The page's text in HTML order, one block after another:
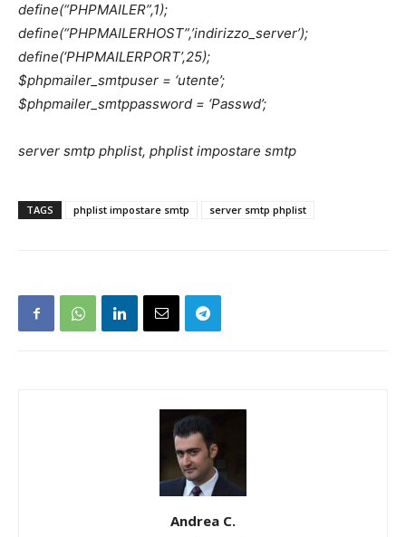
define(“PHPMAILER”,1);
define(“PHPMAILERHOST”,’indirizzo_server’);
define(‘PHPMAILERPORT’,25);
$phpmailer_smtpuser = ‘utente’;
$phpmailer_smtppassword = ‘Passwd’;
server smtp phplist, phplist impostare smtp
TAGS phplist impostare smtp server smtp phplist
Andrea C.